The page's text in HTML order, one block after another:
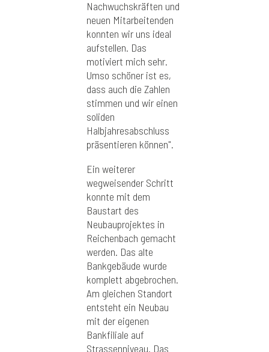
Nachwuchskräften und
neuen Mitarbeitenden
konnten wir uns ideal
aufstellen. Das
motiviert mich sehr.
Umso schöner ist es,
dass auch die Zahlen
stimmen und wir einen
soliden
Halbjahresabschluss
präsentieren können".
Ein weiterer
wegweisender Schritt
konnte mit dem
Baustart des
Neubauprojektes in
Reichenbach gemacht
werden. Das alte
Bankgebäude wurde
komplett abgebrochen.
Am gleichen Standort
entsteht ein Neubau
mit der eigenen
Bankfiliale auf
Strassenniveau. Das